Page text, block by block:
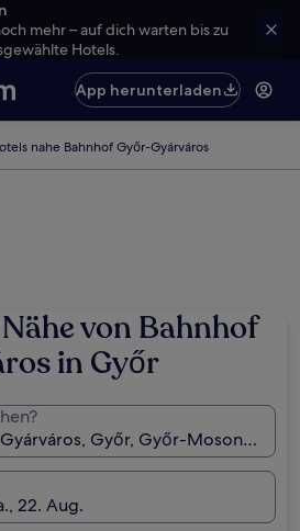
mehr – auf dich warten bis zu
Hotels.
App herunterladen
nahe Bahnhof Győr-Gyárváros
von Bahnhof
in Győr
Győr, Győr-Moson-
22. Aug.